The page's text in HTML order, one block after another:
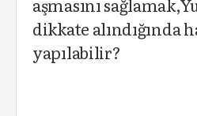
aşmasını
dikkate alındığında
yapılabilir?